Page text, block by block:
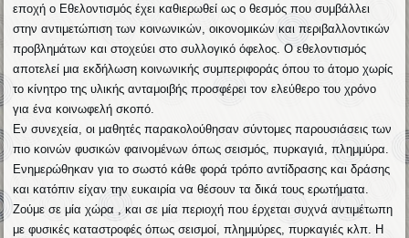
εποχή ο Εθελοντισμός έχει καθιερωθεί ως ο θεσμός που συμβάλλει
στην αντιμετώπιση των κοινωνικών, οικονομικών και περιβαλλοντικών
προβλημάτων και στοχεύει στο συλλογικό όφελος. Ο εθελοντισμός
αποτελεί μια εκδήλωση κοινωνικής συμπεριφοράς όπου το άτομο χωρίς
το κίνητρο της υλικής ανταμοιβής προσφέρει τον ελεύθερο του χρόνο
για ένα κοινωφελή σκοπό.
Εν συνεχεία, οι μαθητές παρακολούθησαν σύντομες παρουσιάσεις των
πιο κοινών φυσικών φαινομένων όπως σεισμός, πυρκαγιά, πλημμύρα.
Ενημερώθηκαν για το σωστό κάθε φορά τρόπο αντίδρασης και δράσης
και κατόπιν είχαν την ευκαιρία να θέσουν τα δικά τους ερωτήματα.
Ζούμε σε μία χώρα , και σε μία περιοχή που έρχεται συχνά αντιμέτωπη
με φυσικές καταστροφές όπως σεισμοί, πλημμύρες, πυρκαγιές κλπ. Η